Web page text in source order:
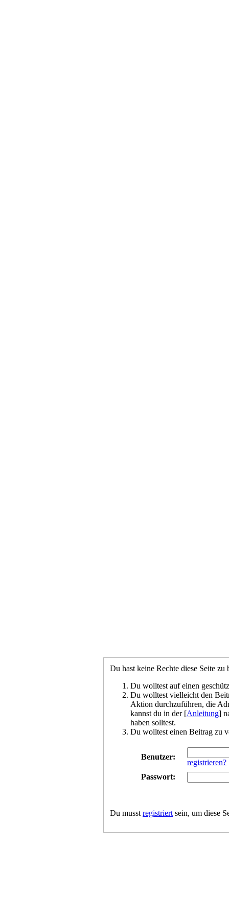
Du hast keine Rechte diese Seite
Du wolltest auf einen
Du wolltest vielleicht den
Aktion durchzuführen, die
kannst du in der [Anleitung]
haben solltest.
Du wolltest einen Beitrag zu
Benutzer:
registrieren?
Passwort:
Du musstregistriert sein, um diese